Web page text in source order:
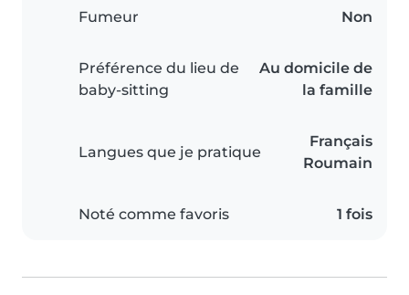
Fumeur Non
Préférence du lieu de
baby-sitting
Au domicile de
la famille
Langues que je pratique
Français
Roumain
Noté comme favoris 1 fois